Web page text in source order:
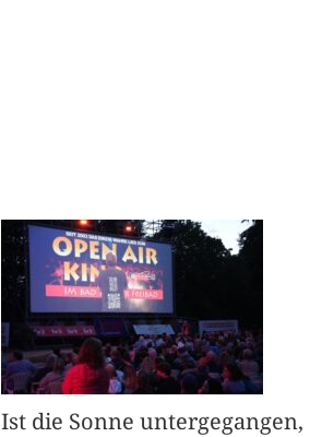
Ist die Sonne untergegangen,